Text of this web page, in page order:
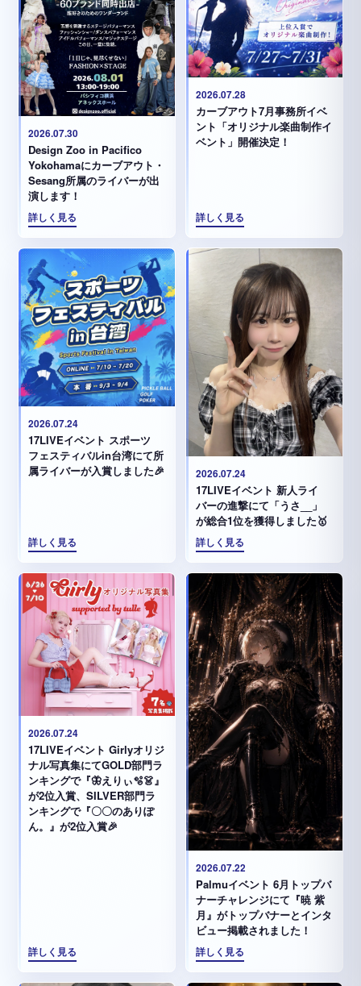
2026.07.30
Design Zoo in Pacifico
Yokohamaにカーブアウト・
Sesang所属のライバーが出
演します！
詳しく見る
2026.07.28
カーブアウト7月事務所イベ
ント「オリジナル楽曲制作イ
ベント」開催決定！
詳しく見る
2026.07.24
17LIVEイベント スポーツ
フェスティバルin台湾にて所
属ライバーが入賞しました🎉
詳しく見る
2026.07.24
17LIVEイベント 新人ライ
バーの進撃にて「うさ__」
が総合1位を獲得しました🥇
詳しく見る
2026.07.24
17LIVEイベント Girlyオリジ
ナル写真集にてGOLD部門ラ
ンキングで『🦋えりぃ🫧👗』
が2位入賞、SILVER部門ラ
ンキングで『〇〇のありぽ
ん。』が2位入賞🎉
詳しく見る
2026.07.22
Palmuイベント 6月トップバ
ナーチャレンジにて『暁 紫
月』がトップバナーとインタ
ビュー掲載されました！
詳しく見る